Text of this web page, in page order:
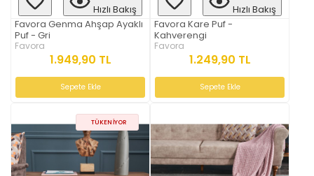
Hızlı Bakış
Favora Genma Ahşap Ayaklı
Puf - Gri
Favora
1.949,90 TL
Sepete Ekle
Hızlı Bakış
Favora Kare Puf -
Kahverengi
Favora
1.249,90 TL
Sepete Ekle
TÜKENIYOR